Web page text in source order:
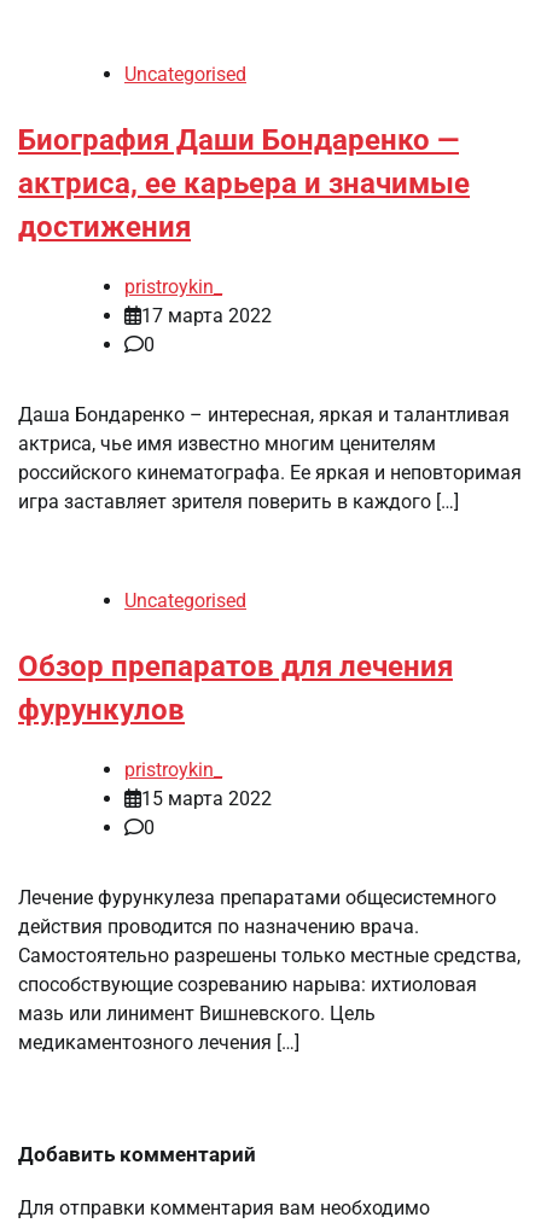
Uncategorised
Биография Даши Бондаренко —
актриса, ее карьера и значимые
достижения
pristroykin_
17 марта 2022
0
Даша Бондаренко – интересная, яркая и талантливая
актриса, чье имя известно многим ценителям
российского кинематографа. Ее яркая и неповторимая
игра заставляет зрителя поверить в каждого […]
Uncategorised
Обзор препаратов для лечения
фурункулов
pristroykin_
15 марта 2022
0
Лечение фурункулеза препаратами общесистемного
действия проводится по назначению врача.
Самостоятельно разрешены только местные средства,
способствующие созреванию нарыва: ихтиоловая
мазь или линимент Вишневского. Цель
медикаментозного лечения […]
Добавить комментарий
Для отправки комментария вам необходимо